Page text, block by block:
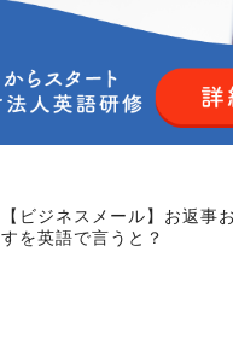
【ビジネスメール】お返事
すを英語で言うと？